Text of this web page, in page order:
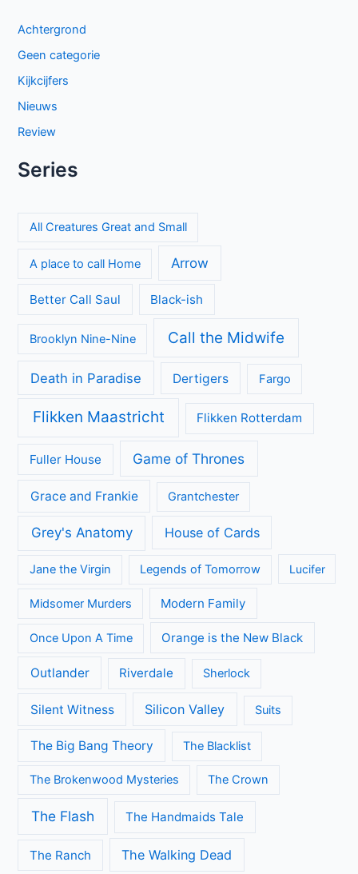
Achtergrond
Geen categorie
Kijkcijfers
Nieuws
Review
Series
All Creatures Great and Small
A place to call Home Arrow
Better Call Saul Black-ish
Brooklyn Nine-Nine Call the Midwife
Death in Paradise Dertigers Fargo
Flikken Maastricht Flikken Rotterdam
Fuller House Game of Thrones
Grace and Frankie Grantchester
Grey's Anatomy House of Cards
Jane the Virgin Legends of Tomorrow Lucifer
Midsomer Murders Modern Family
Once Upon A Time Orange is the New Black
Outlander Riverdale Sherlock
Silent Witness Silicon Valley Suits
The Big Bang Theory The Blacklist
The Brokenwood Mysteries The Crown
The Flash The Handmaids Tale
The Ranch The Walking Dead